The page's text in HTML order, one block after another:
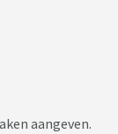
aangeven.